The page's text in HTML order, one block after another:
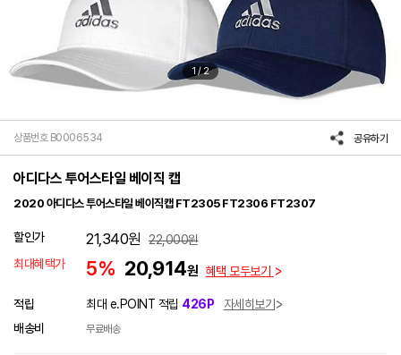
1 /2
상품번호 B0006534 공유하기
아디다스 투어스타일 베이직 캡
2020 아디다스 투어스타일 베이직캡 FT2305 FT2306 FT2307
할인가 21,340원 22,000원
최대혜택가
5% 20,914원 혜택 모두보기
적립 최대 e.POINT 적립 426P
자세히보기
배송비
무료배송